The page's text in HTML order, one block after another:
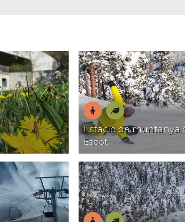
En
família
Natura
Estació de muntanya
Espot